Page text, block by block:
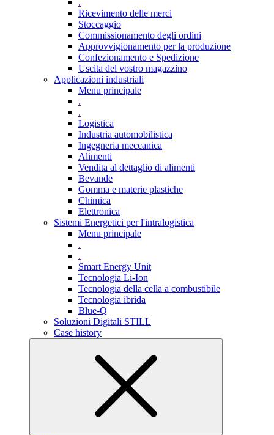
.
Ricevimento delle merci
Stoccaggio
Commissionamento degli ordini
Approvvigionamento per la produzione
Confezionamento e Spedizione
Uscita del vostro magazzino
Applicazioni industriali
Menu principale
.
.
Logistica
Industria automobilistica
Ingegneria meccanica
Alimenti
Vendita al dettaglio di alimenti
Bevande
Gomma e materie plastiche
Chimica
Elettronica
Sistemi Energetici per l'intralogistica
Menu principale
.
.
Smart Energy Unit
Tecnologia Li-Ion
Tecnologia della cella a combustibile
Tecnologia ibrida
Blue-Q
Soluzioni Digitali STILL
Case history